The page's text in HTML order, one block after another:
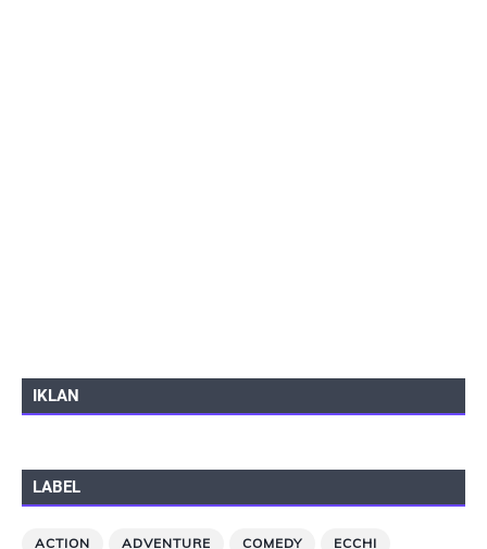
IKLAN
LABEL
ACTION ADVENTURE COMEDY ECCHI